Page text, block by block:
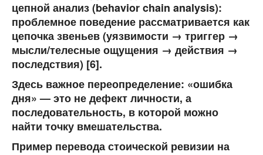
цепной анализ (behavior chain analysis):
проблемное поведение рассматривается как
цепочка звеньев (уязвимости → триггер →
мысли/телесные ощущения → действия →
последствия) [6].
Здесь важное переопределение: «ошибка
дня» — это не дефект личности, а
последовательность, в которой можно
найти точку вмешательства.
Пример перевода стоической ревизии на